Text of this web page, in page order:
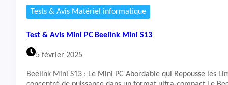
e
e
i
k
Q
Tests & Avis Matériel informatique
Test & Avis Mini PC Beelink Mini S13
5 février 2025
Beelink Mini S13 : Le Mini PC Abordable qui Repousse les